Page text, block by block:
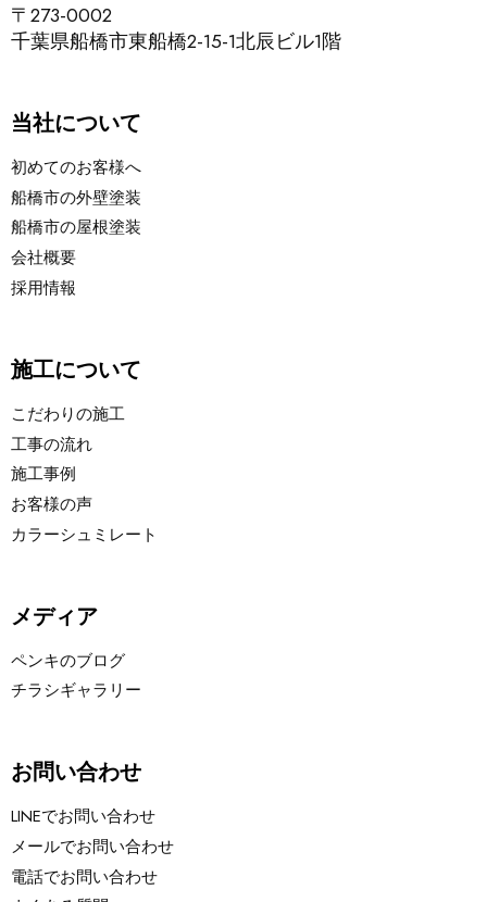
〒273-0002
千葉県船橋市東船橋2-15-1北辰ビル1階
当社について
初めてのお客様へ
船橋市の外壁塗装
船橋市の屋根塗装
会社概要
採用情報
施工について
こだわりの施工
工事の流れ
施工事例
お客様の声
カラーシュミレート
メディア
ペンキのブログ
チラシギャラリー
お問い合わせ
LINEでお問い合わせ
メールでお問い合わせ
電話でお問い合わせ